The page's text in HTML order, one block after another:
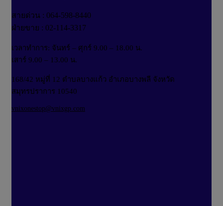
สายด่วน : 064-598-8440
ฝ่ายขาย : 02-114-3317
เวลาทำการ: จันทร์ – ศุกร์ 9.00 – 18.00 น.
เสาร์ 9.00 – 13.00 น.
168/42 หมู่ที่ 12 ตำบลบางแก้ว อำเภอบางพลี จังหวัด
สมุทรปราการ 10540
vnixonestop@vnixgp.com